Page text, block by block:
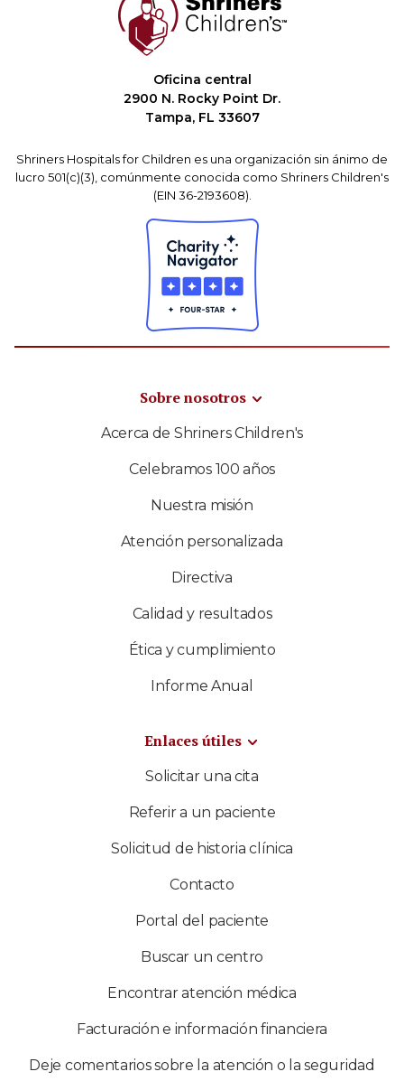
Oficina central
2900 N. Rocky Point Dr.
Tampa, FL 33607
Shriners Hospitals for Children es una organización sin ánimo de
lucro 501(c)(3), comúnmente conocida como Shriners Children's
(EIN 36-2193608).
Sobre nosotros
Acerca de Shriners Children's
Celebramos 100 años
Nuestra misión
Atención personalizada
Directiva
Calidad y resultados
Ética y cumplimiento
Informe Anual
Enlaces útiles
Solicitar una cita
Referir a un paciente
Solicitud de historia clínica
Contacto
Portal del paciente
Buscar un centro
Encontrar atención médica
Facturación e información financiera
Deje comentarios sobre la atención o la seguridad